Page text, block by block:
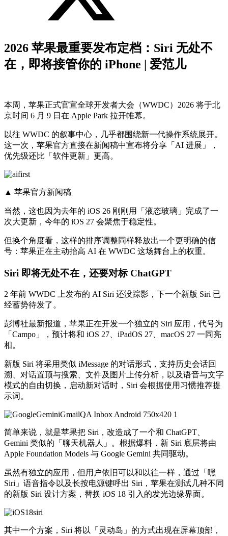
2026 苹果最重要发布定档：Siri 无处不
在，即将接管你的 iPhone | 爱范儿
本周，苹果正式官宣全球开发者大会（WWDC）2026 将于北
京时间 6 月 9 日在 Apple Park 拉开帷幕。
以往 WWDC 的叙事中心，几乎都围绕新一代操作系统展开。
这一次，苹果官方直接在新闻稿中宣布将分享「AI 进展」，
优先级还比「软件更新」更高。
▲ 苹果官方新闻稿
当然，这也因为去年的 iOS 26 刚刚用「液态玻璃」完成了一
次大更新，今年的 iOS 27 会聚焦于稳定性。
但换个角度看，这样的排序调整同样释放出一个更明确的信
号：苹果正在主动抬高 AI 在 WWDC 这场舞台上的权重。
Siri 即将无处不在，还要对标 ChatGPT
2 年前 WWDC 上发布的 AI Siri 还没踪影，下一个新版 Siri 已
经蓄势待发了。
彭博社最新报道，苹果正在开发一个独立的 Siri 应用，代号为
「Campo」，预计将和 iOS 27、iPadOS 27、macOS 27 一同亮
相。
新版 Siri 将采用类似 iMessage 的对话形式，支持历史会话回
溯、对话置顶与搜索、文件及图片上传分析，以及语音与文字
模式的自由切换，启动新对话时，Siri 会根据使用习惯推荐提
示词。
简单来说，就是苹果把 Siri，改造成了一个和 ChatGPT、
Gemini 类似的「聊天机器人」。根据爆料，新 Siri 底层将由
Apple Foundation Models 与 Google Gemini 共同驱动。
虽然有独立的应用，但用户依旧可以和以往一样，通过「嘿
Siri」语音指令以及长按电源键呼出 Siri，苹果在测试几种不同
的新版 Siri 设计方案，替换 iOS 18 引入的发光边缘界面。
其中一个方案，Siri 将以「灵动岛」的方式出现在屏幕顶部，